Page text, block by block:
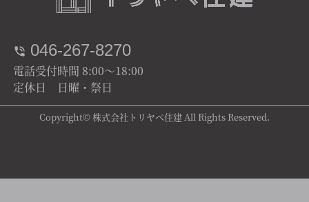
046-267-8270
電話受付時間 8:00～18:00
定休日 日曜・祭日
Copyright© 株式会社トリヤベ住建 All Rights Reserved.